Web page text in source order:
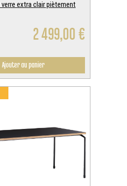
verre extra clair piètement
2 499,00 €
Ajouter au panier